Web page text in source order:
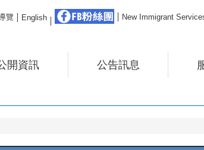
覽 English FB粉絲團
New Immigrant
開資訊 公告訊息